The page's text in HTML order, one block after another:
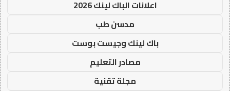
اعلانات الباك لينك 2026
مدسن طب
باك لينك وجيست بوست
مصادر التعليم
مجلة تقنية